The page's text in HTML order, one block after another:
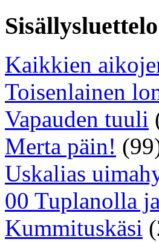
Kaikkien
Toisenlainen
Vapauden tuuli
Merta päin!
Uskalias
00 Tuplanolla
Kummituskäsi